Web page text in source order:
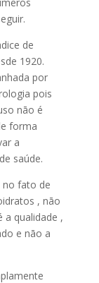
de
1920.
por
pois
nāo é
forma
a
saúde.
no fato de
, nāo
a qualidade ,
e nāo a